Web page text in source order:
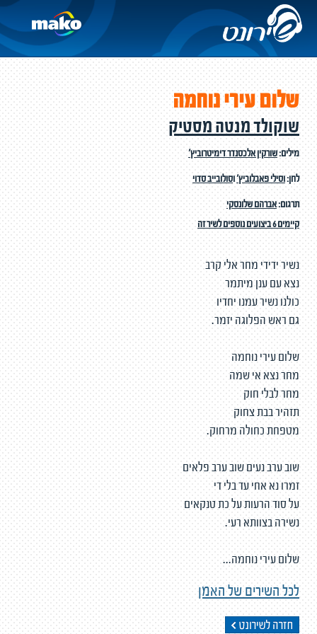
שלום עירי נוחמה
שוקולד מנטה מסטיק
מילים:שורקין אלכסנדר דימיטרוביץ'
לחן:וסילי פאבלוביץ'וסולובייב סדוי
תרגום:אברהם שלונסקי
קיימים 6 ביצועים נוספים לשיר זה
נשיר ידידי מחר אלי קרב
נצא עם ענן מיתמר
כולנו נשיר עמנו יחדיו
גם ראש הפלוגה יזמר.
שלום עירי נוחמה
מחר נצא אי שמה
מחר לבלי חוק
תזהיר בבת צחוק
מטפחת כחולה מרחוק.
שוב ערב נעים שוב ערב פלאים
זמרו נא אחי עד בלי די
על סוד הרעות על כת טנקאים
נשירה בצוותא רעי.
שלום עירי נוחמה...
לכל השירים של האמן